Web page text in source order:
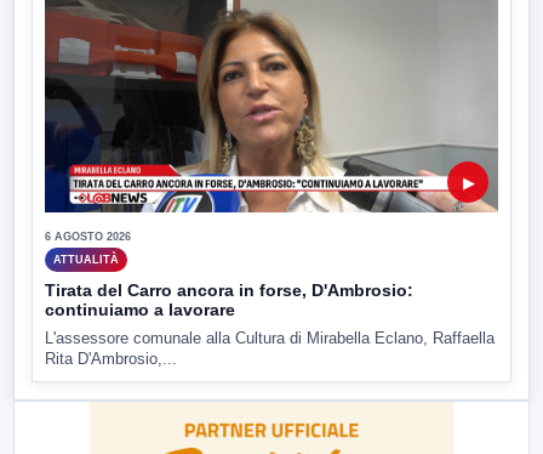
▶
6 AGOSTO 2026
ATTUALITÀ
Tirata del Carro ancora in forse, D'Ambrosio:
continuiamo a lavorare
L'assessore comunale alla Cultura di Mirabella Eclano, Raffaella
Rita D'Ambrosio,...